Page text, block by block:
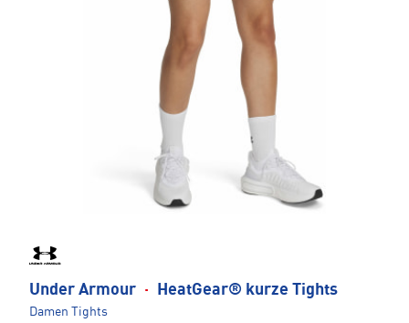
Under Armour · HeatGear® kurze Tights
Damen Tights